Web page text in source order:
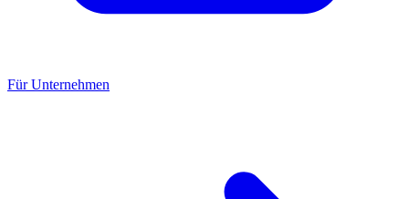
Für Unternehmen